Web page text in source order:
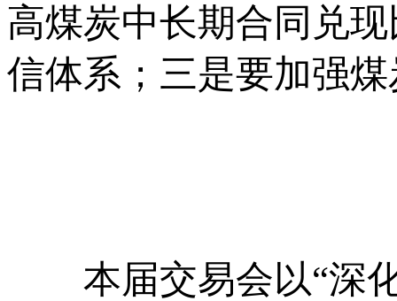
高煤炭中长期合同兑
信体系；三是要加强
本届交易会以“深化